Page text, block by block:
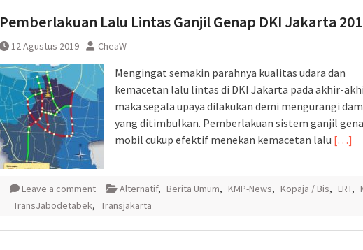
Pemberlakuan Lalu Lintas Ganjil Genap DKI Jakarta
12 Agustus 2019 CheaW
Mengingat semakin parahnya kualitas udara dan
kemacetan lalu lintas di DKI Jakarta pada akhir-
maka segala upaya dilakukan demi mengurangi
yang ditimbulkan. Pemberlakuan sistem ganjil
mobil cukup efektif menekan kemacetan lalu […]
Leave a comment Alternatif, Berita Umum, KMP-News, Kopaja / Bis, LRT,
TransJabodetabek, Transjakarta